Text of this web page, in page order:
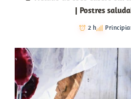
| Postres
2 h